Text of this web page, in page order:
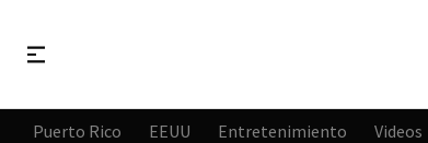
Puerto Rico EEUU Entretenimiento Videos